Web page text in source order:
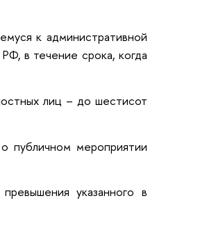
к административной
в течение срока, когда
лиц – до шестисот
публичном мероприятии
указанного в